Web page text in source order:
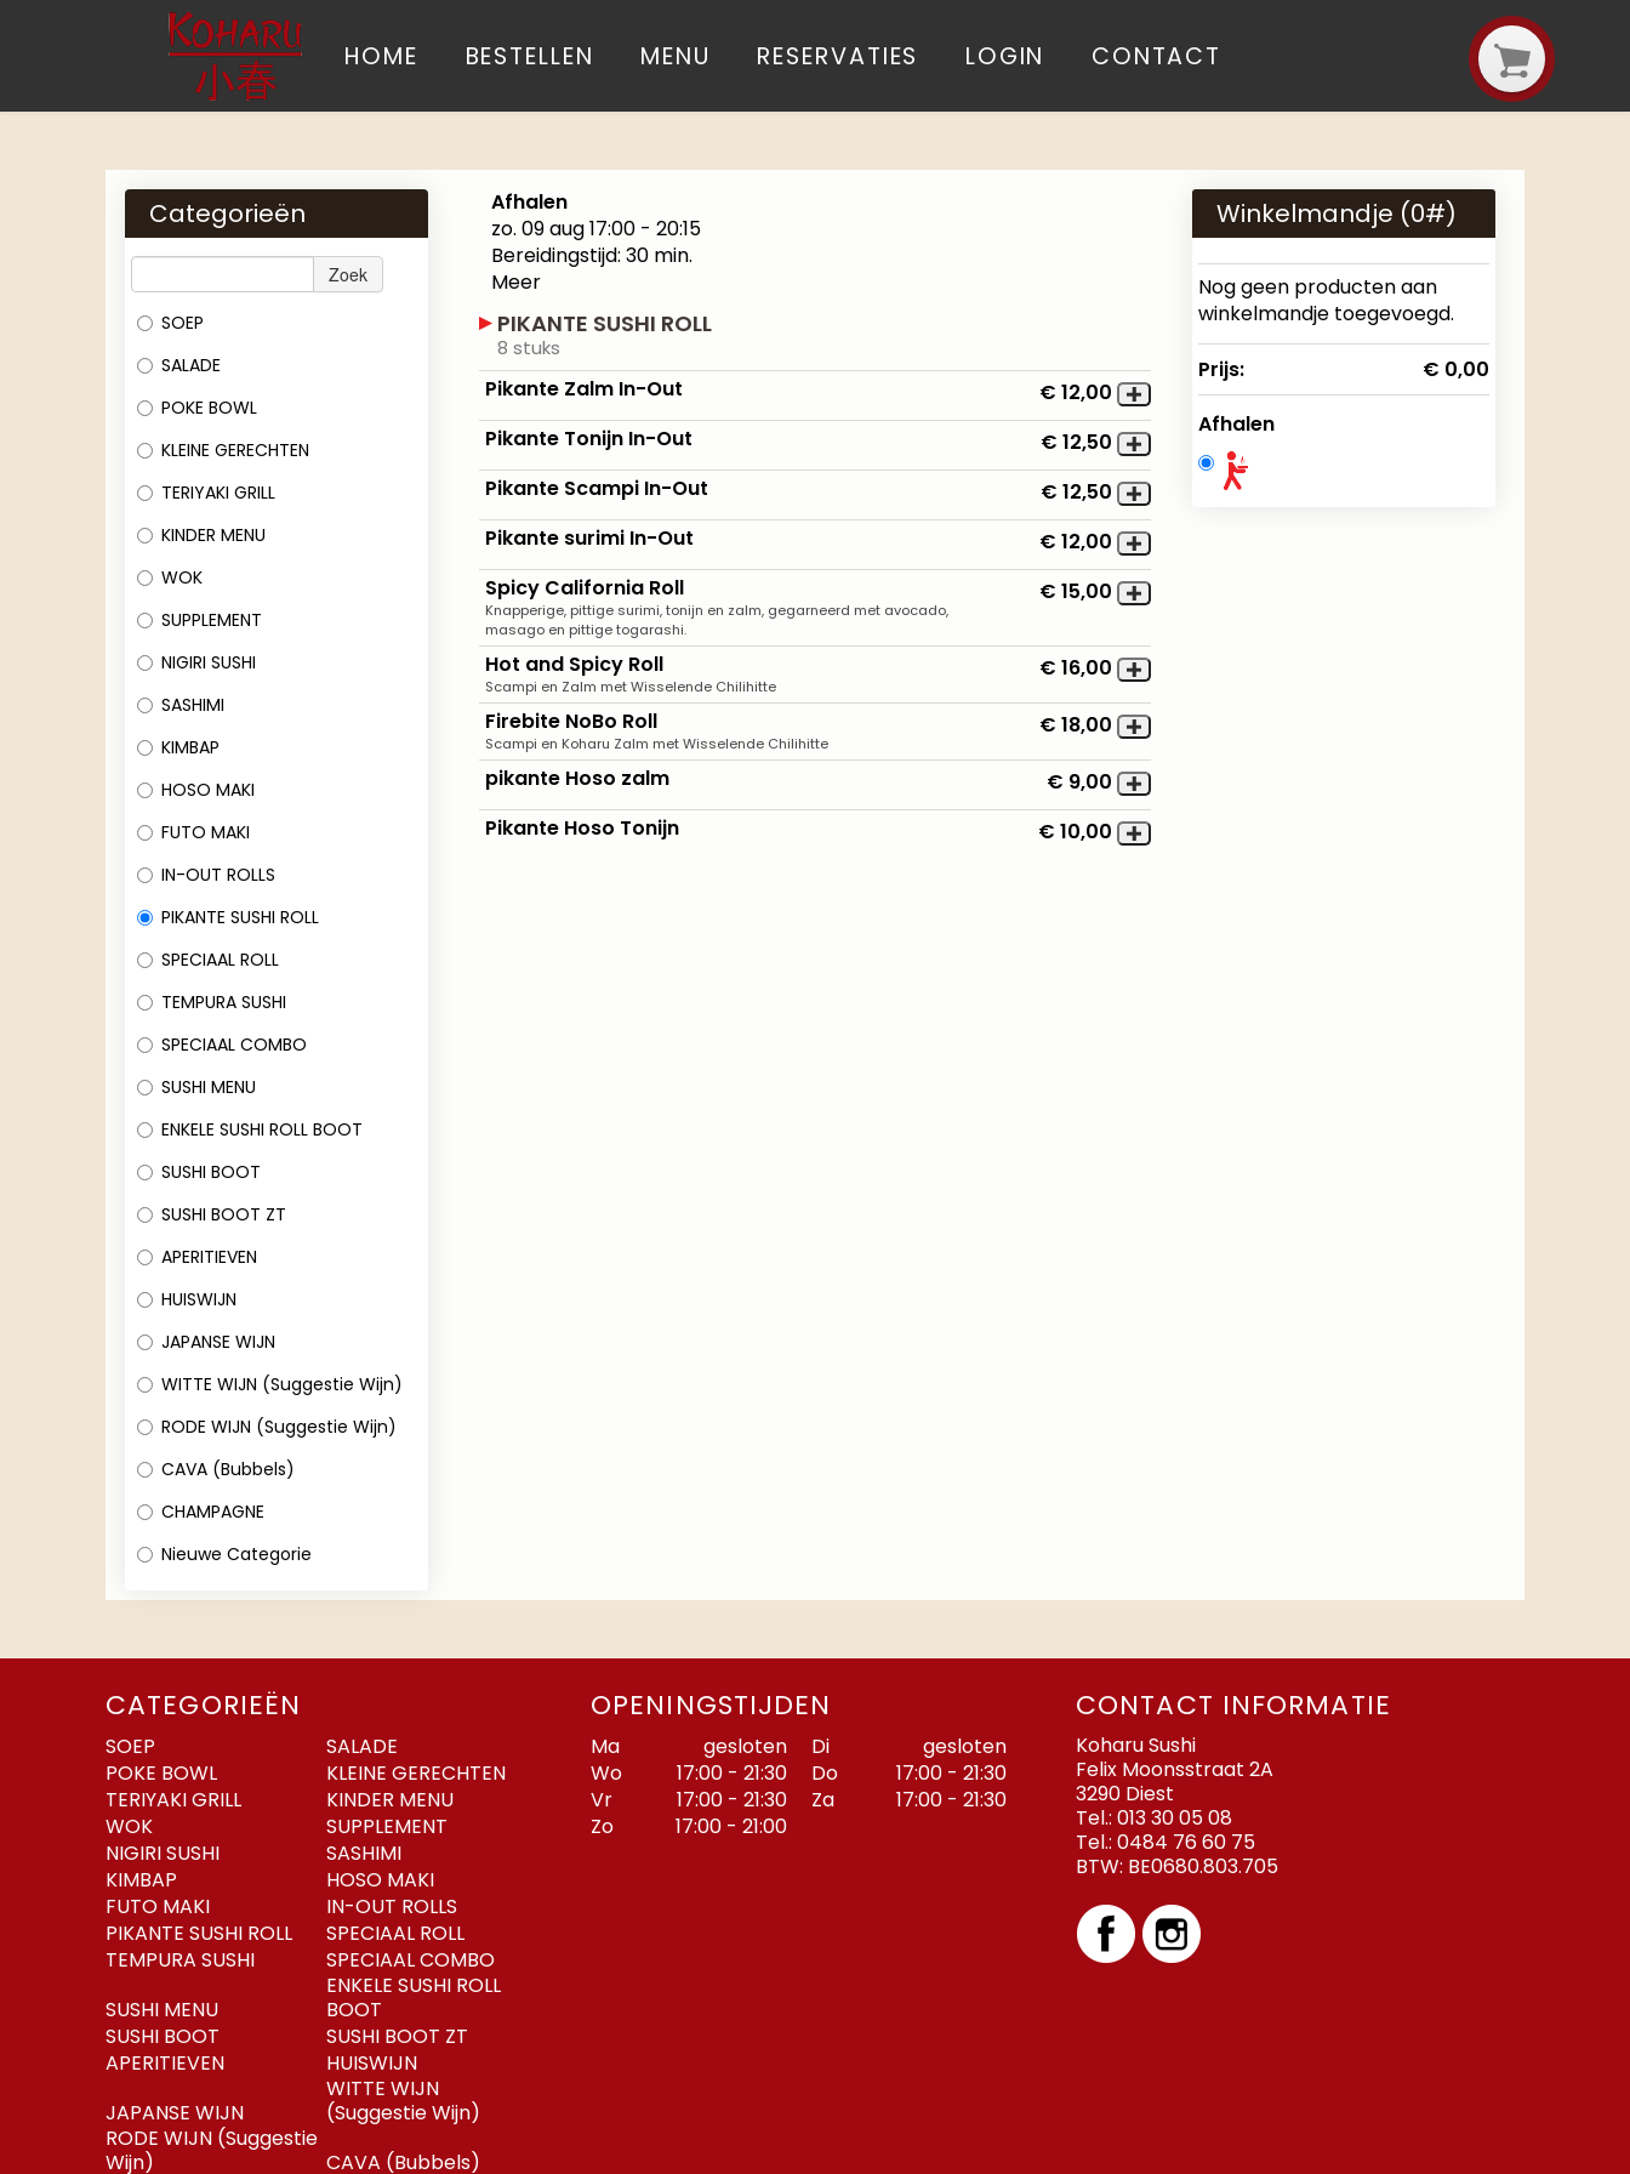
HOME BESTELLEN MENU RESERVATIES LOGIN CONTACT
Categorieën
Zoek
SOEP
SALADE
POKE BOWL
KLEINE GERECHTEN
TERIYAKI GRILL
KINDER MENU
WOK
SUPPLEMENT
NIGIRI SUSHI
SASHIMI
KIMBAP
HOSO MAKI
FUTO MAKI
IN-OUT ROLLS
PIKANTE SUSHI ROLL
SPECIAAL ROLL
TEMPURA SUSHI
SPECIAAL COMBO
SUSHI MENU
ENKELE SUSHI ROLL BOOT
SUSHI BOOT
SUSHI BOOT ZT
APERITIEVEN
HUISWIJN
JAPANSE WIJN
WITTE WIJN (Suggestie Wijn)
RODE WIJN (Suggestie Wijn)
CAVA (Bubbels)
CHAMPAGNE
Nieuwe Categorie
Afhalen
zo. 09 aug17:00 - 20:15
Bereidingstijd: 30 min.
Meer
PIKANTE SUSHI ROLL
8 stuks
Pikante Zalm In-Out
€ 12,00
Pikante Tonijn In-Out
€ 12,50
Pikante Scampi In-Out
€ 12,50
Pikante surimi In-Out
€ 12,00
Spicy California Roll
Knapperige, pittige surimi, tonijn en zalm, gegarneerd met avocado,
masago en pittige togarashi.
€ 15,00
Hot and Spicy Roll
Scampi en Zalm met Wisselende Chilihitte
€ 16,00
Firebite NoBo Roll
Scampi en Koharu Zalm met Wisselende Chilihitte
€ 18,00
pikante Hoso zalm
€ 9,00
Pikante Hoso Tonijn
€ 10,00
Winkelmandje (0#)
Nog geen producten aan
winkelmandje toegevoegd.
Prijs:
€ 0,00
Afhalen
CATEGORIEËN
SOEP
SALADE
POKE BOWL
KLEINE GERECHTEN
TERIYAKI GRILL
KINDER MENU
WOK
SUPPLEMENT
NIGIRI SUSHI
SASHIMI
KIMBAP
HOSO MAKI
FUTO MAKI
IN-OUT ROLLS
PIKANTE SUSHI ROLL
SPECIAAL ROLL
TEMPURA SUSHI
SPECIAAL COMBO
SUSHI MENU
ENKELE SUSHI ROLL
BOOT
SUSHI BOOT
SUSHI BOOT ZT
APERITIEVEN
HUISWIJN
JAPANSE WIJN
WITTE WIJN
(Suggestie Wijn)
RODE WIJN (Suggestie
Wijn)
CAVA (Bubbels)
OPENINGSTIJDEN
Ma gesloten Di
gesloten
Wo
17:00 - 21:30 Do
17:00 - 21:30
Vr
17:00 - 21:30 Za
17:00 - 21:30
Zo
17:00 - 21:00
CONTACT INFORMATIE
Koharu Sushi
Felix Moonsstraat 2A
3290 Diest
Tel.: 013 30 05 08
Tel.: 0484 76 60 75
BTW: BE0680.803.705